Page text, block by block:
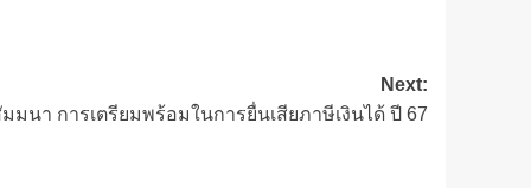
Next:
มนา การเตรียมพร้อมในการยื่นเสียภาษีเงินได้ ปี 67